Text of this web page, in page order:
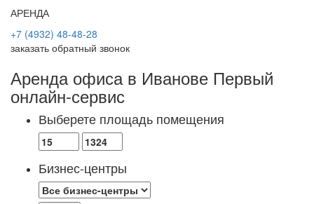
АРЕНДА
+7 (4932) 48-48-28
заказать обратный звонок
Аренда офиса в Иванове Первый
онлайн-сервис
Выберете площадь помещения
Бизнес-центры